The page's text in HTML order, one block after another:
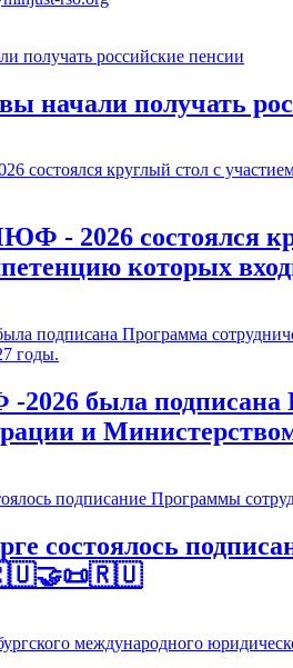
начали получать
- 2026 состоялся
которых
была подписана
и
состоялось
🇷🇺🤝📜🇷🇺